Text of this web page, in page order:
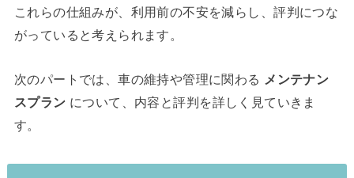
これらの仕組みが、利用前の不安を減らし、評判につな
がっていると考えられます。
次のパートでは、車の維持や管理に関わる
メンテナン
スプラン について、内容と評判を詳しく見ていきま
す。